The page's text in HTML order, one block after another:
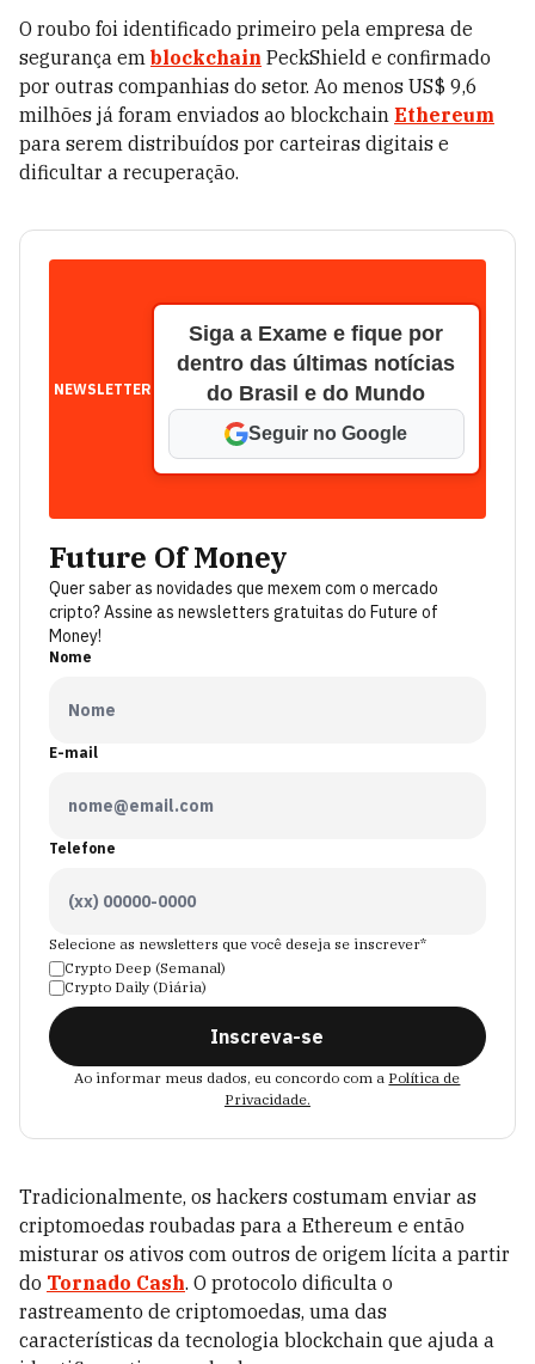
O roubo foi identificado primeiro pela empresa de
segurança em blockchain PeckShield e confirmado
por outras companhias do setor. Ao menos US$ 9,6
milhões já foram enviados ao blockchain Ethereum
para serem distribuídos por carteiras digitais e
dificultar a recuperação.
NEWSLETTER
Siga a Exame e fique por
dentro das últimas notícias
do Brasil e do Mundo
Seguir no Google
Future Of Money
Quer saber as novidades que mexem com o mercado
cripto? Assine as newsletters gratuitas do Future of
Money!
Nome
E-mail
Telefone
Selecione as newsletters que você deseja se inscrever*
Crypto Deep (Semanal)
Crypto Daily (Diária)
Inscreva-se
Ao informar meus dados, eu concordo com a Política de
Privacidade.
Tradicionalmente, os hackers costumam enviar as
criptomoedas roubadas para a Ethereum e então
misturar os ativos com outros de origem lícita a partir
do Tornado Cash. O protocolo dificulta o
rastreamento de criptomoedas, uma das
características da tecnologia blockchain que ajuda a